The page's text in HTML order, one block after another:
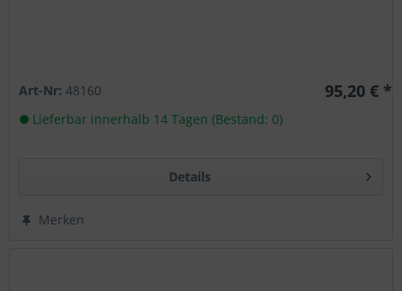
Art-Nr:48160 95,20 € *
Lieferbar innerhalb 14 Tagen (Bestand: 0)
Details
Merken